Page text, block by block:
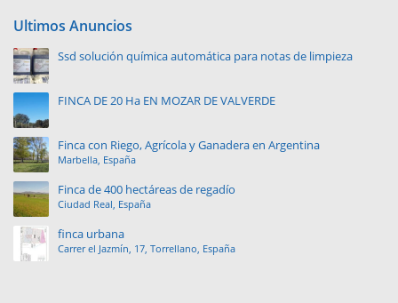
Ultimos Anuncios
Ssd solución química automática para notas de limpieza
FINCA DE 20 Ha EN MOZAR DE VALVERDE
Finca con Riego, Agrícola y Ganadera en Argentina
Marbella, España
Finca de 400 hectáreas de regadío
Ciudad Real, España
finca urbana
Carrer el Jazmín, 17, Torrellano, España